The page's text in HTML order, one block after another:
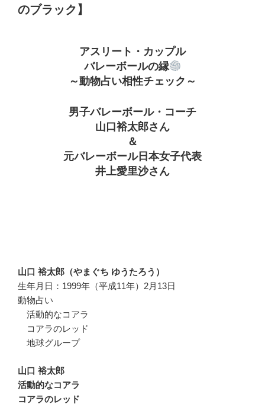
のブラック】
アスリート・カップル
バレーボールの縁
～動物占い相性チェック～
男子バレーボール・コーチ
山口裕太郎さん
＆
元バレーボール日本女子代表
井上愛里沙さん
山口 裕太郎（やまぐち ゆうたろう）
生年月日：1999年（平成11年）2月13日
動物占い
活動的なコアラ
コアラのレッド
地球グループ
山口 裕太郎
活動的なコアラ
コアラのレッド